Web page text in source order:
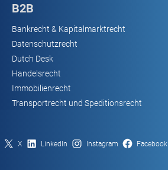
B2B
Bankrecht & Kapitalmarktrecht
Datenschutzrecht
Dutch Desk
Handelsrecht
Immobilienrecht
Transportrecht und Speditionsrecht
X LinkedIn Instagram Facebook